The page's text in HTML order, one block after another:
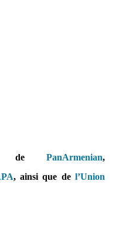
de PanArmenian,
,ainsi que del’Union